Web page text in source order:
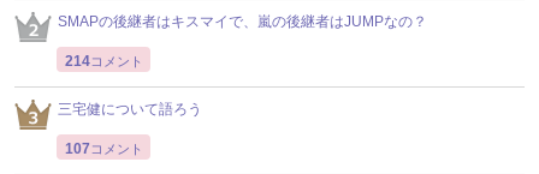
SMAPの後継者はキスマイで、嵐の後継者はJUMPなの？
214コメント
三宅健について語ろう
107 コメント